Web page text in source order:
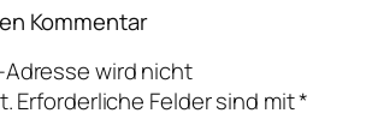
Kommentar
Adresse wird nicht
Erforderliche Felder sind mit*